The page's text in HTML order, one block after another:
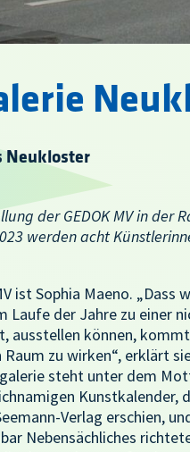
Neukloster
der GEDOK MV in der
werden acht
ist Sophia Maeno. „Dass
Laufe der Jahre zu einer
ausstellen können,
zu wirken“, erklärt
steht unter dem
Kunstkalender,
Verlag erschien,
Nebensächliches